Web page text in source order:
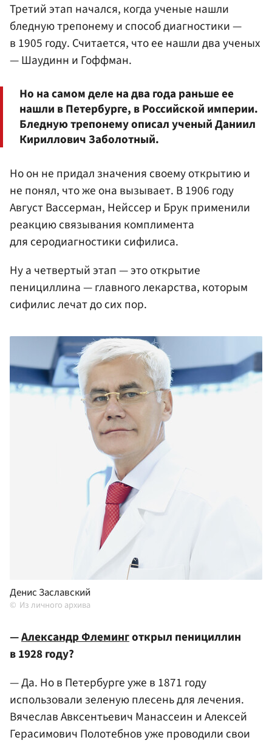
Третий этап начался, когда ученые нашли
бледную трепонему и способ диагностики —
в 1905 году. Считается, что ее нашли два ученых
— Шаудинн и Гоффман.
Но на самом деле на два года раньше ее
нашли в Петербурге, в Российской империи.
Бледную трепонему описал ученый Даниил
Кириллович Заболотный.
Но он не придал значения своему открытию и
не понял, что же она вызывает. В 1906 году
Август Вассерман, Нейссер и Брук применили
реакцию связывания комплимента
для серодиагностики сифилиса.
Ну а четвертый этап — это открытие
пенициллина — главного лекарства, которым
сифилис лечат до сих пор.
Денис Заславский
Из личного архива
—Александр Флеминготкрыл пенициллин
в 1928 году?
— Да. Но в Петербурге уже в 1871 году
использовали зеленую плесень для лечения.
Вячеслав Авксентьевич Манассеин и Алексей
Герасимович Полотебнов уже проводили свои